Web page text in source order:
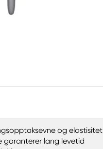
og elastisitet
garanterer lang levetid